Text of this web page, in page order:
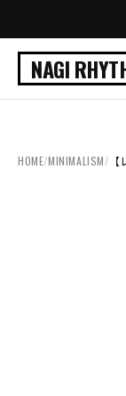
NAGI
HOME/MINIMALISM/